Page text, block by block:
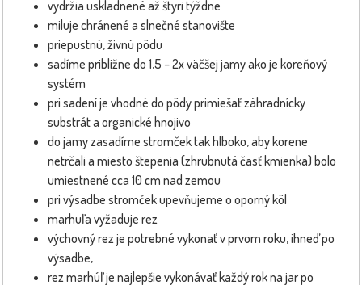
vydržia uskladnené až štyri týždne
miluje chránené a slnečné stanovište
priepustnú, živnú pôdu
sadíme približne do 1,5 – 2x väčšej jamy ako je koreňový
systém
pri sadení je vhodné do pôdy primiešať záhradnícky
substrát a organické hnojivo
do jamy zasadíme stromček tak hlboko, aby korene
netrčali a miesto štepenia (zhrubnutá časť kmienka) bolo
umiestnené cca 10 cm nad zemou
pri výsadbe stromček upevňujeme o oporný kôl
marhuľa vyžaduje rez
výchovný rez je potrebné vykonať v prvom roku, ihneď po
výsadbe,
rez marhúľ je najlepšie vykonávať každý rok na jar po